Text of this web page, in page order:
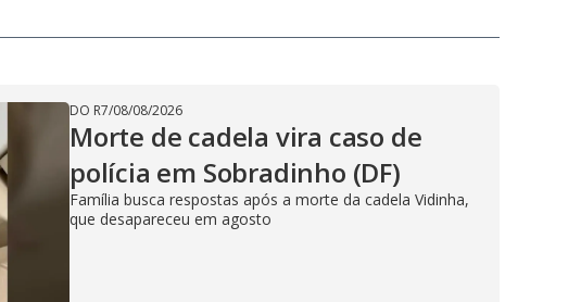
DO R7/08/08/2026
Morte de cadela vira caso de
polícia em Sobradinho (DF)
Família busca respostas após a morte da cadela Vidinha,
que desapareceu em agosto